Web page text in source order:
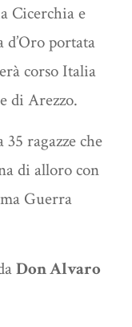
Cicerchia e
portata
corso Italia
di Arezzo.
ragazze che
di alloro con
Guerra
Don Alvaro